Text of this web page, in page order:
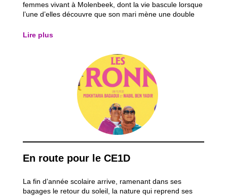
femmes vivant à Molenbeek, dont la vie bascule lorsque
l’une d’elles découvre que son mari mène une double
reprendre le contrôle de sa vie en réalisant un rêve
Lire plus
En route pour le CE1D
La fin d’année scolaire arrive, ramenant dans ses
bagages le retour du soleil, la nature qui reprend ses